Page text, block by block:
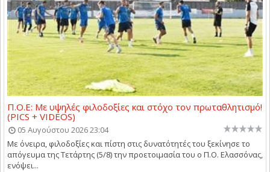
Π.Ο.Ε: Με υψηλές φιλοδοξίες και στόχο τον πρωταθλητισμό!
(PICS + VIDEOS)
05 Αυγούστου 2026 23:04
Με όνειρα, φιλοδοξίες και πίστη στις δυνατότητές του ξεκίνησε το
απόγευμα της Τετάρτης (5/8) την προετοιμασία του ο Π.Ο. Ελασσόνας,
ενόψει...